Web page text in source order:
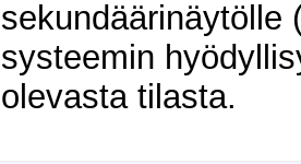
sekundäärinäytölle
systeemin
olevasta tilasta.